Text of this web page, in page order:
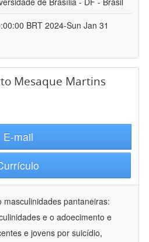
BRT 2024-Sun Jan 31
Mesaque Martins
E-mail
masculinidades pantaneiras:
e o adoecimento e
e jovens por suicídio,